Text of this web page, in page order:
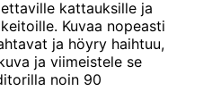
kattauksille ja
Kuvaa nopeasti
ja höyry haihtuu,
ja viimeistele se
noin 90